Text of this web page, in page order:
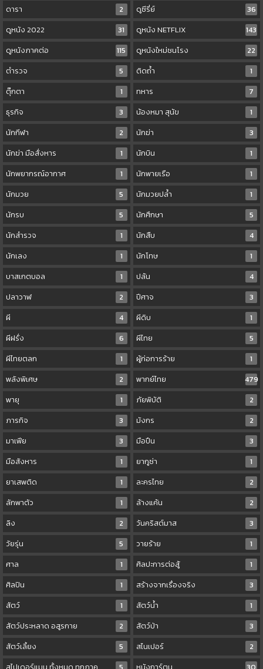
ดารา
2 ดูซีรี่ย์
36
ดูหนัง 2022
31 ดูหนัง NETFLIX
143
ดูหนังภาคต่อ
115 ดูหนังใหม่ชนโรง
22
ตำรวจ
5 ติดถ้ำ
1
ตุ๊กตา
1 ทหาร
7
ธุรกิจ
3 น้องหมา สุนัข
1
นักกีฬา
2 นักฆ่า
3
นักฆ่า มือสั่งหาร
1 นักบิน
1
นักพยากรณ์อากาศ
1 นักพายเรือ
1
นักมวย
5 นักมวยปล้ำ
1
นักรบ
5 นักศึกษา
5
นักสำรวจ
1 นักสืบ
4
นักเลง
1 นักโทษ
1
บาสเกตบอล
1 ปล้น
4
ปลาวาฬ
2 ปีศาจ
3
ผี
4 ผีดิบ
1
ผีฝรั่ง
6 ผีไทย
5
ผีไทยตลก
1 ผู้ก่อการร้าย
1
พลังพิเศษ
2 พากย์ไทย
479
พายุ
1 ภัยพิบัติ
2
ภารกิจ
3 มังกร
2
มาเฟีย
3 มือปืน
3
มือสังหาร
1 ยากูซ่า
1
ยาเสพติด
1 ละครไทย
2
ลักพาตัว
1 ล้างแค้น
2
ลิง
2 วันคริสต์มาส
3
วัยรุ่น
5 วายร้าย
1
ศาล
1 ศิลปะการต่อสู้
1
ศิลปิน
1 สร้างจากเรื่องจริง
3
สัตว์
1 สัตว์น้ำ
1
สัตว์ประหลาด อสูรกาย
2 สัตว์ป่า
3
สัตว์เลี้ยง
5 สไนเปอร์
2